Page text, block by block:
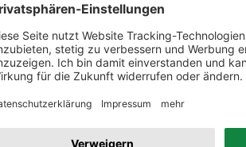
texture on the beautifully long
of harmony. 91-94/100